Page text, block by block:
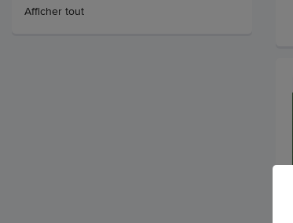
Afficher tout